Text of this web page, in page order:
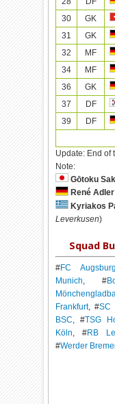
30
GK
31
GK
32
MF
34
MF
36
GK
37
DF
39
DF
Update: End of
Note:
Gōtoku
René Adler
Kyriakos
Leverkusen)
Squad
#FC Augsburg
Munich, #
Frankfurt, #SC
BSC, #TSG
Köln, #RB
#Werder